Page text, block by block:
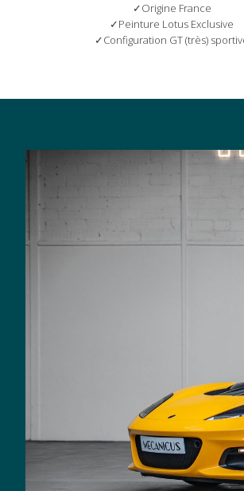
Origine France
Peinture Lotus Exclusive
Configuration GT (très)